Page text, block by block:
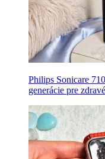
Philips Sonicare
generácie pre